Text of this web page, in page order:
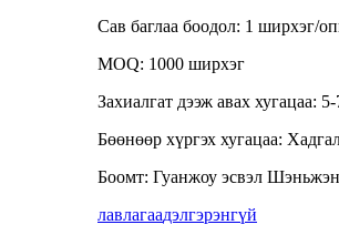
Сав баглаа боодол: 1 ширхэг/
MOQ: 1000 ширхэг
Захиалгат дээж авах хугацаа:
Бөөнөөр хүргэх хугацаа:
Боомт: Гуанжоу эсвэл
лавлагаадэлгэрэнгүй